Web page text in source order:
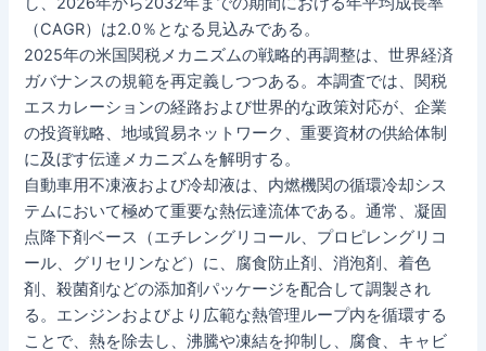
（CAGR）は2.0％となる見込みである。
2025年の米国関税メカニズムの戦略的再調整は、世界経済
ガバナンスの規範を再定義しつつある。本調査では、関税
エスカレーションの経路および世界的な政策対応が、企業
の投資戦略、地域貿易ネットワーク、重要資材の供給体制
に及ぼす伝達メカニズムを解明する。
自動車用不凍液および冷却液は、内燃機関の循環冷却シス
テムにおいて極めて重要な熱伝達流体である。通常、凝固
点降下剤ベース（エチレングリコール、プロピレングリコ
ール、グリセリンなど）に、腐食防止剤、消泡剤、着色
剤、殺菌剤などの添加剤パッケージを配合して調製され
る。エンジンおよびより広範な熱管理ループ内を循環する
ことで、熱を除去し、沸騰や凍結を抑制し、腐食、キャビ